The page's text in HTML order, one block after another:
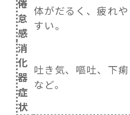
倦
怠
感
体がだるく、疲れや
すい。
消
化
器
症
状
吐き気、嘔吐、下痢
など。